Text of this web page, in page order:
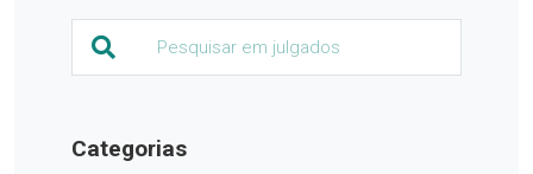
Categorias